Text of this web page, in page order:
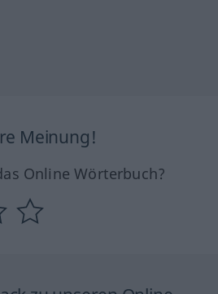
Meinung!
Online Wörterbuch?